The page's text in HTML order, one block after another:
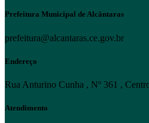
Prefeitura Municipal de Alcântaras
prefeitura@alcantaras.ce.gov.br
Endereço
Rua Anturino Cunha , Nº 361 ,
Atendimento